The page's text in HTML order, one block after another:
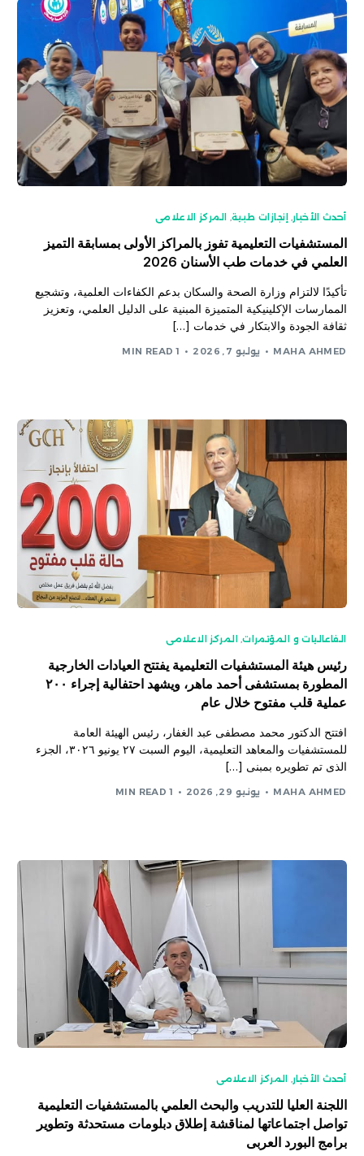
أحدث الأخبار, إنجازات طبية, المركز الاعلامى
المستشفيات التعليمية تفوز بالمراكز الأولى بمسابقة التميز
العلمي في خدمات طب الأسنان 2026
تأكيدًا لالتزام وزارة الصحة والسكان بدعم الكفاءات العلمية، وتشجيع
الممارسات الإكلينيكية المتميزة المبنية على الدليل العلمي، وتعزيز
ثقافة الجودة والابتكار في خدمات […]
MAHA AHMED يوليو 7, 2026 1 MIN READ
الفاعاليات و المؤتمرات, المركز الاعلامى
رئيس هيئة المستشفيات التعليمية يفتتح العيادات الخارجية
المطورة بمستشفى أحمد ماهر، ويشهد احتفالية إجراء ٢٠٠
عملية قلب مفتوح خلال عام
​افتتح الدكتور محمد مصطفى عبد الغفار، رئيس الهيئة العامة
للمستشفيات والمعاهد التعليمية، اليوم السبت ٢٧ يونيو ٣٠٢٦، الجزء
الذى تم تطويره بمبنى […]
MAHA AHMED يونيو 29, 2026 1 MIN READ
أحدث الأخبار, المركز الاعلامى
اللجنة العليا للتدريب والبحث العلمي بالمستشفيات التعليمية
تواصل اجتماعاتها لمناقشة إطلاق دبلومات مستحدثة وتطوير
برامج البورد العربى